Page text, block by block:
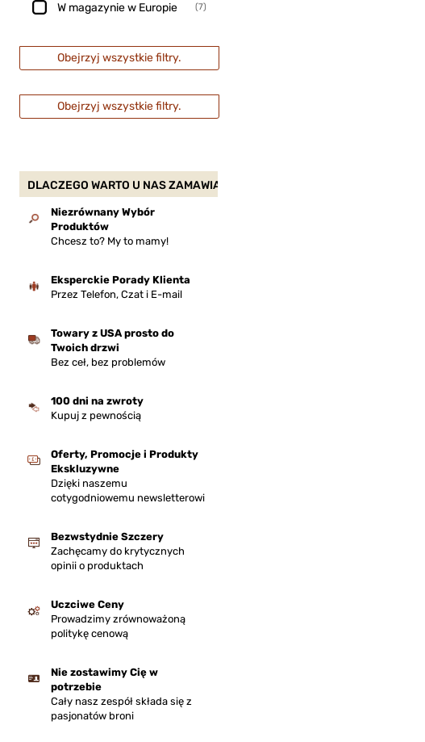
W magazynie w Europie (7)
Obejrzyj wszystkie filtry.
Obejrzyj wszystkie filtry.
DLACZEGO WARTO U NAS ZAMAWIAĆ?
Niezrównany Wybór
Produktów
Chcesz to? My to mamy!
Eksperckie Porady Klienta
Przez Telefon, Czat i E-mail
Towary z USA prosto do
Twoich drzwi
Bez ceł, bez problemów
100 dni na zwroty
Kupuj z pewnością
Oferty, Promocje i Produkty
Ekskluzywne
Dzięki naszemu
cotygodniowemu newsletterowi
Bezwstydnie Szczery
Zachęcamy do krytycznych
opinii o produktach
Uczciwe Ceny
Prowadzimy zrównoważoną
politykę cenową
Nie zostawimy Cię w
potrzebie
Cały nasz zespół składa się z
pasjonatów broni